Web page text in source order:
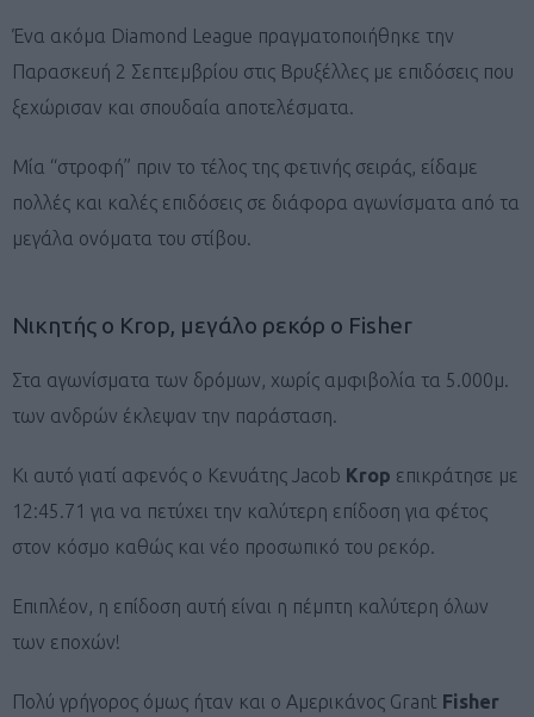
Ένα ακόμα Diamond League πραγματοποιήθηκε την
Παρασκευή 2 Σεπτεμβρίου στις Βρυξέλλες με επιδόσεις που
ξεχώρισαν και σπουδαία αποτελέσματα.
Μία “στροφή” πριν το τέλος της φετινής σειράς, είδαμε
πολλές και καλές επιδόσεις σε διάφορα αγωνίσματα από τα
μεγάλα ονόματα του στίβου.
Νικητής ο Krop, μεγάλο ρεκόρ ο Fisher
Στα αγωνίσματα των δρόμων, χωρίς αμφιβολία τα 5.000μ.
των ανδρών έκλεψαν την παράσταση.
Κι αυτό γιατί αφενός ο Κενυάτης Jacob Krop επικράτησε με
12:45.71 για να πετύχει την καλύτερη επίδοση για φέτος
στον κόσμο καθώς και νέο προσωπικό του ρεκόρ.
Επιπλέον, η επίδοση αυτή είναι η πέμπτη καλύτερη όλων
των εποχών!
Πολύ γρήγορος όμως ήταν και ο Αμερικάνος Grant Fisher